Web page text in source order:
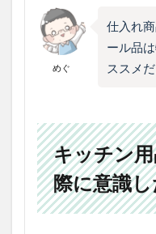
めぐ
仕入れ
ール品
ススメだ
キッチン
際に意識